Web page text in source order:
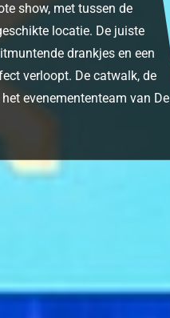
show, met tussen de
locatie. De juiste
drankjes en een
verloopt. De catwalk, de
evenemententeam van De